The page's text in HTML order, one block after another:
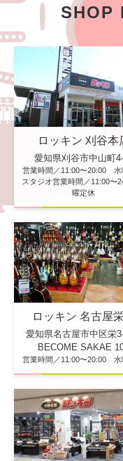
SHOP
ロッキン 刈谷本
愛知県刈谷市中山町
営業時間／11:00〜20:00 水
スタジオ営業時間／11:00〜
曜定休
ロッキン 名古屋
愛知県名古屋市中区栄
BECOME SAKAE
営業時間／11:00〜20:00 水